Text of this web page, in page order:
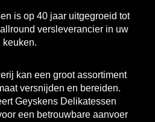
is op 40 jaar uitgegroeid tot
versleverancier in uw
keuken.
kan een groot assortiment
versnijden en bereiden.
Geyskens Delikatessen
een betrouwbare aanvoer